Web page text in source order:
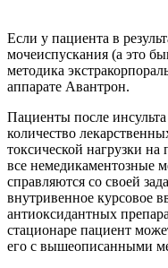
Если у пациента в
мочеиспускания (а это
методика
аппарате Авантрон.
Пациенты после
количество
токсической нагрузки
все немедикаментозные
справляются со своей
внутривенное курсовое
антиоксидантных
стационаре пациент
его с вышеописанными